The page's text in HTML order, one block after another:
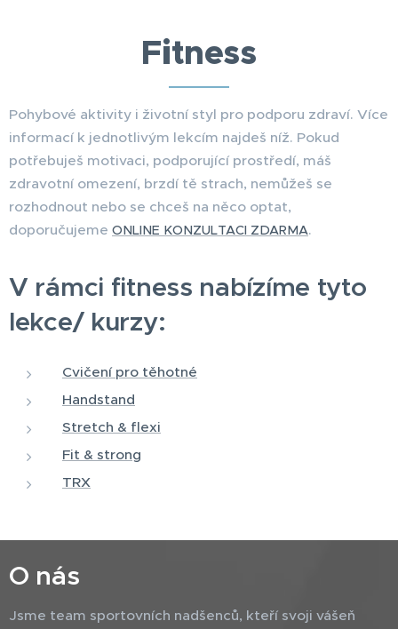
Fitness
Pohybové aktivity i životní styl pro podporu zdraví. Více
informací k jednotlivým lekcím najdeš níž. Pokud
potřebuješ motivaci, podporující prostředí, máš
zdravotní omezení, brzdí tě strach, nemůžeš se
rozhodnout nebo se chceš na něco optat,
doporučujeme ONLINE KONZULTACI ZDARMA.
V rámci fitness nabízíme tyto
lekce/ kurzy:
Cvičení pro těhotné
Handstand
Stretch & flexi
Fit & strong
TRX
O nás
Jsme team sportovních nadšenců, kteří svoji vášeň